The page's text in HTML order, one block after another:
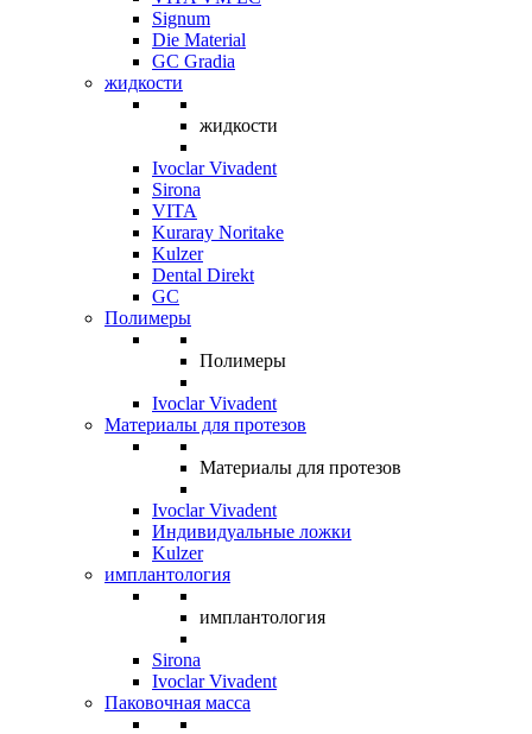
Signum
Die Material
GC Gradia
жидкости
жидкости
Ivoclar Vivadent
Sirona
VITA
Kuraray Noritake
Kulzer
Dental Direkt
GC
Полимеры
Полимеры
Ivoclar Vivadent
Материалы для протезов
Материалы для протезов
Ivoclar Vivadent
Индивидуальные ложки
Kulzer
имплантология
имплантология
Sirona
Ivoclar Vivadent
Паковочная масса